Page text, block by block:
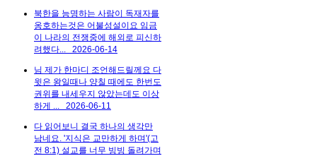
북한을 능명하는 사람이 독재자를
옹호하는것은 어불성설이요 임금
이 나라의 전쟁중에 해외로 피신하
려했다...
2026-06-14
님 제가 한마디 조언해드릴께요 다
윗은 왕일때나 양칠 때에도 한번도
권위를 내세우지 않았는데도 이상
하게 ...
2026-06-11
다 읽어보니 결국 하나의 생각만
남네요. '지식은 교만하게 하며'(고
전 8:1) 설교를 너무 빙빙 돌려가며